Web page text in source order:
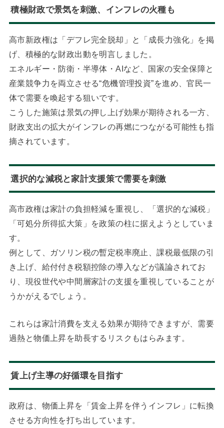
積極財政で景気を刺激、インフレの火種も
高市新政権は「デフレ完全脱却」と「成長力強化」を掲
げ、積極的な財政出動を明言しました。
エネルギー・防衛・半導体・AIなど、国家の安全保障と
産業競争力を両立させる“危機管理投資”を進め、官民一
体で需要を喚起する狙いです。
こうした施策は景気の押し上げ効果が期待される一方、
財政支出の拡大がインフレの再燃につながる可能性も指
摘されています。
選択的な減税と家計支援策で需要を刺激
高市政権は家計の負担軽減を重視し、「選択的な減税」
「可処分所得拡大策」を政策の柱に据えようとしていま
す。
例として、ガソリン税の暫定税率廃止、課税最低限の引
き上げ、給付付き税額控除の導入などが議論されてお
り、現役世代や中間層家計の支援を重視していることが
うかがえるでしょう。
これらは家計消費を支える効果が期待できますが、需要
過熱と物価上昇を助長するリスクもはらみます。
賃上げ主導の好循環を目指す
政府は、物価上昇を「賃金上昇を伴うインフレ」に転換
させる方向性を打ち出しています。